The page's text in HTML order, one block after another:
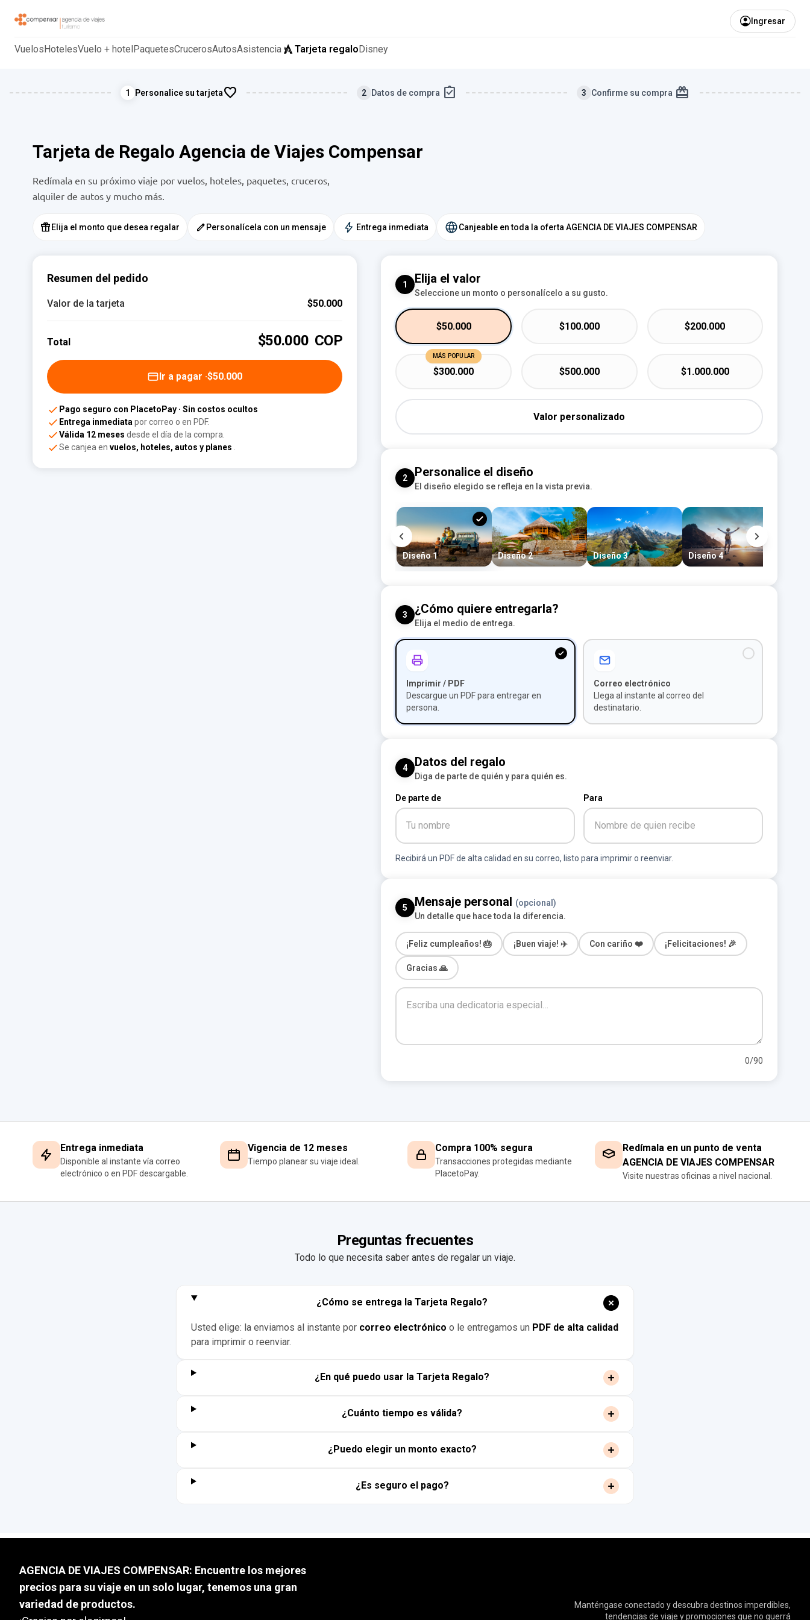
VuelosHotelesVuelo + hotelPaquetesCrucerosAutosAsistencia Tarjeta regaloDisney
Ingresar
1 Personalice su tarjetafavorite 2 Datos de compra assignment_turned_in 3 Confirme su compra redeem
Tarjeta de Regalo Agencia de Viajes Compensar
Redímala en su próximo viaje por vuelos, hoteles, paquetes, cruceros,
alquiler de autos y mucho más.
featured_seasonal_and_gifts Elija el monto que desea regalar edit Personalícela con un mensaje Entrega inmediata Canjeable en toda la oferta AGENCIA DE VIAJES COMPENSAR
DE
PARA
$50.000
Resumen del pedido
Valor de la tarjeta $50.000
Total $50.000 COP
Ir a pagar ·$50.000
Pago seguro con PlacetoPay · Sin costos ocultos
Entrega inmediata por correo o en PDF.
Válida 12 meses desde el día de la compra.
Se canjea en vuelos, hoteles, autos y planes
1 Elija el valor
Seleccione un monto o personalícelo a su gusto.
$50.000 $100.000 $200.000
MÁS POPULAR
$300.000 $500.000 $1.000.000
Valor personalizado
2 Personalice el diseño
El diseño elegido se refleja en la vista previa.
Diseño 1 Diseño 2 Diseño 3 Diseño 4
3 ¿Cómo quiere entregarla?
Elija el medio de entrega.
Imprimir / PDF
Descargue un PDF para entregar en
persona.
Correo electrónico
Llega al instante al correo del
destinatario.
4 Datos del regalo
Diga de parte de quién y para quién es.
De parte de Para
Recibirá un PDF de alta calidad en su correo, listo para imprimir o reenviar.
5 Mensaje personal (opcional)
Un detalle que hace toda la diferencia.
¡Feliz cumpleaños! 🎂 ¡Buen viaje! ✈️ Con cariño ❤️ ¡Felicitaciones! 🎉
Gracias 🙏
0/90
Entrega inmediata
Disponible al instante vía correo
electrónico o en PDF descargable.
Vigencia de 12 meses
Tiempo planear su viaje ideal.
Compra 100% segura
Transacciones protegidas mediante
PlacetoPay.
Redímala en un punto de venta
AGENCIA DE VIAJES COMPENSAR
Visite nuestras oficinas a nivel nacional.
Preguntas frecuentes
Todo lo que necesita saber antes de regalar un viaje.
¿Cómo se entrega la Tarjeta Regalo?
Usted elige: la enviamos al instante por correo electrónico o le entregamos un PDF de alta calidad
para imprimir o reenviar.
¿En qué puedo usar la Tarjeta Regalo?
¿Cuánto tiempo es válida?
¿Puedo elegir un monto exacto?
¿Es seguro el pago?
AGENCIA DE VIAJES COMPENSAR: Encuentre los mejores
precios para su viaje en un solo lugar, tenemos una gran
variedad de productos.
Manténgase conectado y descubra destinos imperdibles,
tendencias de viaje y promociones que no querrá